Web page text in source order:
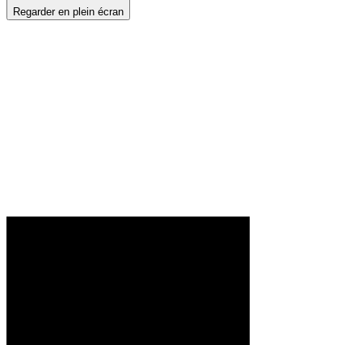
Regarder en plein écran